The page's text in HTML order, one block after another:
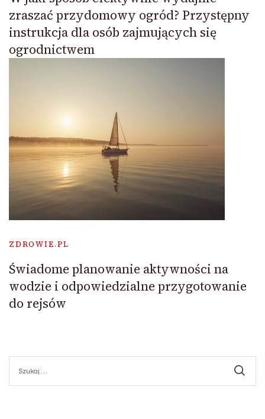
zraszać przydomowy ogród? Przystępny
instrukcja dla osób zajmujących się
ogrodnictwem
ZDROWIE.PL
Świadome planowanie aktywności na
wodzie i odpowiedzialne przygotowanie
do rejsów